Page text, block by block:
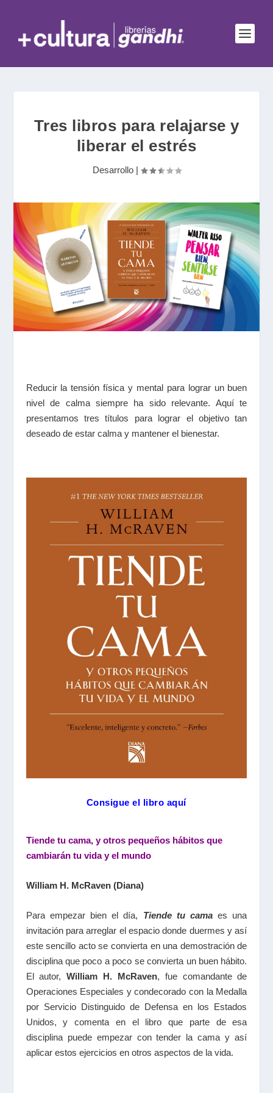
Tres libros para relajarse y
liberar el estrés
Desarrollo|
Reducir la tensión física y mental para lograr un buen
nivel de calma siempre ha sido relevante. Aquí te
presentamos tres títulos para lograr el objetivo tan
deseado de estar calma y mantener el bienestar.
Consigue el libro aquí
Tiende tu cama, y otros pequeños hábitos que
cambiarán tu vida y el mundo
William H. McRaven (Diana)
Para empezar bien el día, Tiende tu cama es una
invitación para arreglar el espacio donde duermes y así
este sencillo acto se convierta en una demostración de
disciplina que poco a poco se convierta un buen hábito.
El autor,William H. McRaven, fue comandante de
Operaciones Especiales y condecorado con la Medalla
por Servicio Distinguido de Defensa en los Estados
Unidos, y comenta en el libro que parte de esa
disciplina puede empezar con tender la cama y así
aplicar estos ejercicios en otros aspectos de la vida.